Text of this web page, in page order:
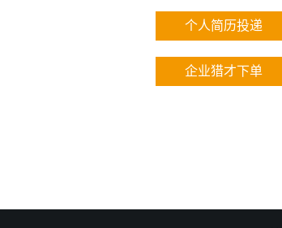
个人简历投递
企业猎才下单